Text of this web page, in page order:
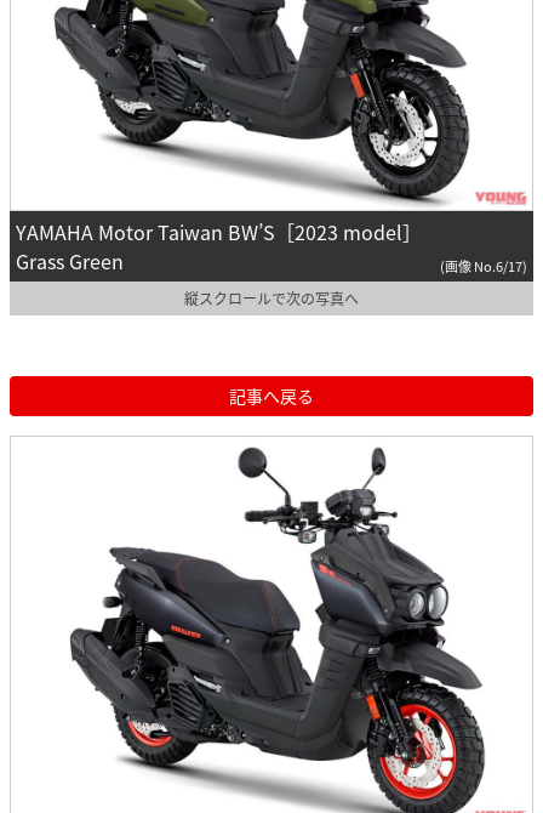
YAMAHA Motor Taiwan BW’S［2023 model］
Grass Green
(画像 No.6/17)
縦スクロールで次の写真へ
記事へ戻る